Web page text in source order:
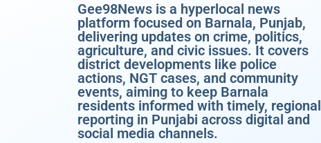
Gee98News is a hyperlocal news
platform focused on Barnala, Punjab,
delivering updates on crime, politics,
agriculture, and civic issues. It covers
district developments like police
actions, NGT cases, and community
events, aiming to keep Barnala
residents informed with timely, regional
reporting in Punjabi across digital and
social media channels.